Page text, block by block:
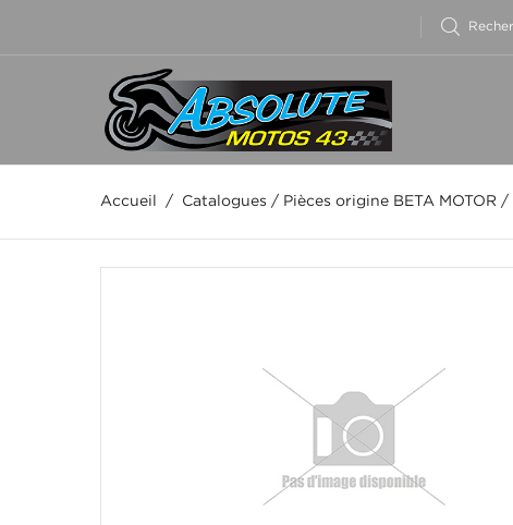
Accueil / Catalogues / Pièces origine BETA MOTOR /